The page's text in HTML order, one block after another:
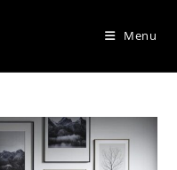
Menu